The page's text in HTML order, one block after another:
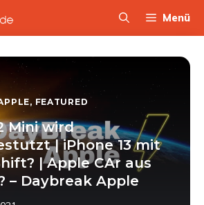
Menü
, FEATURED
Mini wird
| iPhone 13 mit
| Apple CAr aus
– Daybreak Apple